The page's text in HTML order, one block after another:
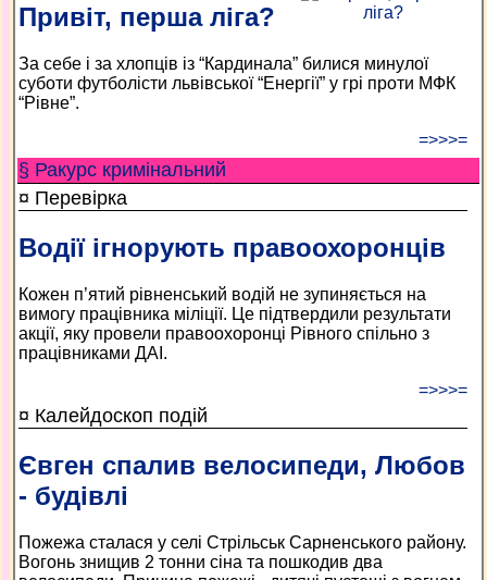
Привіт, перша ліга?
За себе і за хлопців із “Кардинала” билися минулої
суботи футболісти львівської “Енергії” у грі проти МФК
“Рівне”.
=>>>=
§ Ракурс кримінальний
¤ Перевірка
Водії ігнорують правоохоронців
Кожен п’ятий рівненський водій не зупиняється на
вимогу працівника міліції. Це підтвердили результати
акції, яку провели правоохоронці Рівного спільно з
працівниками ДАІ.
=>>>=
¤ Калейдоскоп подій
Євген спалив велосипеди, Любов
- будівлі
Пожежа сталася у селі Стрільськ Сарненського району.
Вогонь знищив 2 тонни сіна та пошкодив два